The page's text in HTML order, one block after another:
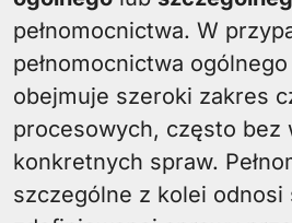
pełnomocnictwa. W
pełnomocnictwa
obejmuje szeroki zakres
procesowych, często bez
konkretnych spraw.
szczególne z kolei odnosi